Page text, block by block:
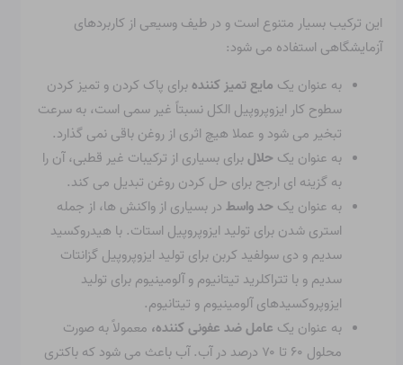
این ترکیب بسیار متنوع است و در طیف وسیعی از کاربردهای
آزمایشگاهی استفاده می شود:
به عنوان یک مایع تمیز کنندهبرای پاک کردن و تمیز کردن
سطوح کار ایزوپروپیل الکل نسبتاً غیر سمی است، به سرعت
تبخیر می شود و عملا هیچ اثری از روغن باقی نمی گذارد.
به عنوان یک حلالبرای بسیاری از ترکیبات غیر قطبی، آن را
به گزینه ای ارجح برای حل کردن روغن تبدیل می کند.
به عنوان یک حد واسط در بسیاری از واکنش ها، از جمله
استری شدن برای تولید ایزوپروپیل استات. با هیدروکسید
سدیم و دی سولفید کربن برای تولید ایزوپروپیل گزانتات
سدیم و با تتراکلرید تیتانیوم و آلومینیوم برای تولید
ایزوپروکسیدهای آلومینیوم و تیتانیوم.
به عنوان یک عامل ضد عفونی کننده، معمولاً به صورت
محلول ۶۰ تا ۷۰ درصد در آب. آب باعث می شود که باکتری